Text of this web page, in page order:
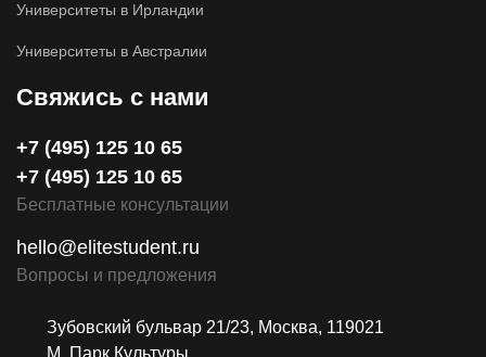
Университеты в Ирландии
Университеты в Австралии
Свяжись с нами
+7 (495) 125 10 65
+7 (495) 125 10 65
Бесплатные консультации
hello@elitestudent.ru
Вопросы и предложения
Зубовский бульвар 21/23, Москва, 119021
М. Парк Культуры